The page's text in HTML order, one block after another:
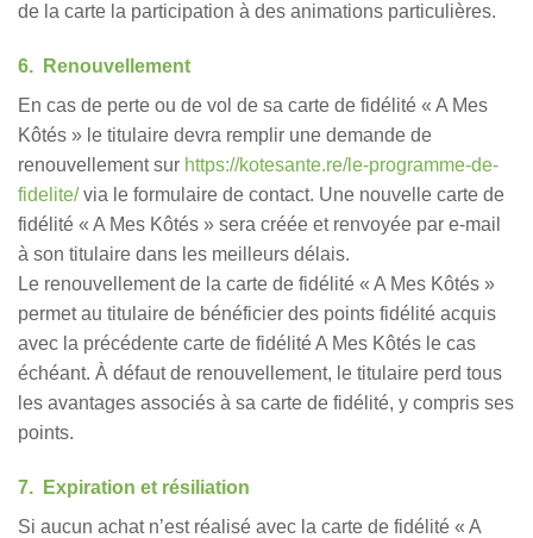
de la carte la participation à des animations particulières.
6. Renouvellement
En cas de perte ou de vol de sa carte de fidélité « A Mes
Kôtés » le titulaire devra remplir une demande de
renouvellement sur https://kotesante.re/le-programme-de-
fidelite/via le formulaire de contact. Une nouvelle carte de
fidélité « A Mes Kôtés » sera créée et renvoyée par e-mail
à son titulaire dans les meilleurs délais.
Le renouvellement de la carte de fidélité « A Mes Kôtés »
permet au titulaire de bénéficier des points fidélité acquis
avec la précédente carte de fidélité A Mes Kôtés le cas
échéant. À défaut de renouvellement, le titulaire perd tous
les avantages associés à sa carte de fidélité, y compris ses
points.
7. Expiration et résiliation
Si aucun achat n’est réalisé avec la carte de fidélité « A